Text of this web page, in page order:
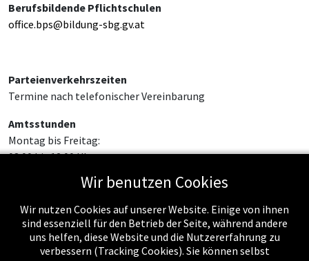
Berufsbildende Pflichtschulen
office.bps@bildung-sbg.gv.at
Parteienverkehrszeiten
Termine nach telefonischer Vereinbarung
Amtsstunden
Montag bis Freitag:
08:00 bis 12:00 Uhr
Wir benutzen Cookies
Wir nutzen Cookies auf unserer Website. Einige von ihnen
sind essenziell für den Betrieb der Seite, während andere
uns helfen, diese Website und die Nutzererfahrung zu
verbessern (Tracking Cookies). Sie können selbst